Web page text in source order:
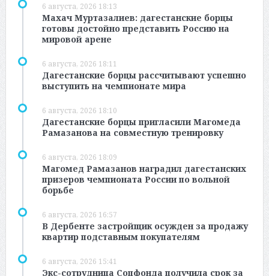
6 августа, 2026 18:13
Махач Муртазалиев: дагестанские борцы
готовы достойно представить Россию на
мировой арене
6 августа, 2026 18:11
Дагестанские борцы рассчитывают успешно
выступить на чемпионате мира
6 августа, 2026 18:10
Дагестанские борцы пригласили Магомеда
Рамазанова на совместную тренировку
6 августа, 2026 18:09
Магомед Рамазанов наградил дагестанских
призеров чемпионата России по вольной
борьбе
6 августа, 2026 16:57
В Дербенте застройщик осужден за продажу
квартир подставным покупателям
6 августа, 2026 15:41
Экс-сотрудница Соцфонда получила срок за